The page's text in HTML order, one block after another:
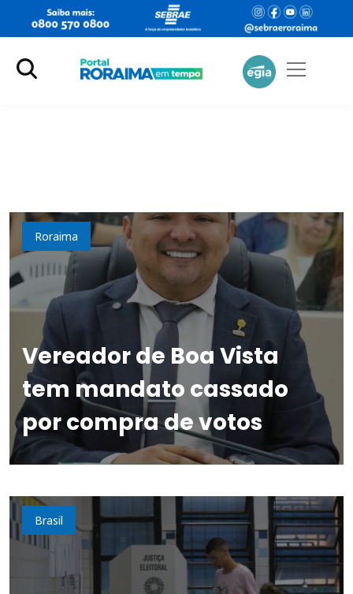
Roraima
Vereador de Boa Vista
tem mandato cassado
por compra de votos
Brasil